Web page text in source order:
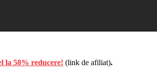
la 58% reducere! (link de afiliat).